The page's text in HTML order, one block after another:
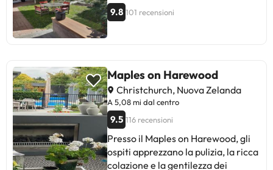
9.8 101 recensioni
Maples on Harewood
Christchurch, Nuova Zelanda
A 5,08 mi dal centro
9.5 116 recensioni
Presso il Maples on Harewood, gli
ospiti apprezzano la pulizia, la ricca
colazione e la gentilezza dei